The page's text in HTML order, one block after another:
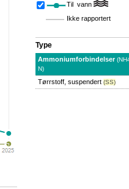
Til vann
Ikke rapportert
Type
Ammoniumforbindelser
N)
Tørrstoff, suspendert (SS)